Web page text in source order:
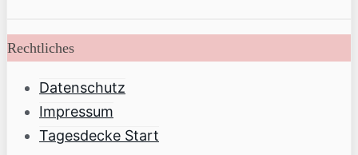
Rechtliches
Datenschutz
Impressum
Tagesdecke Start